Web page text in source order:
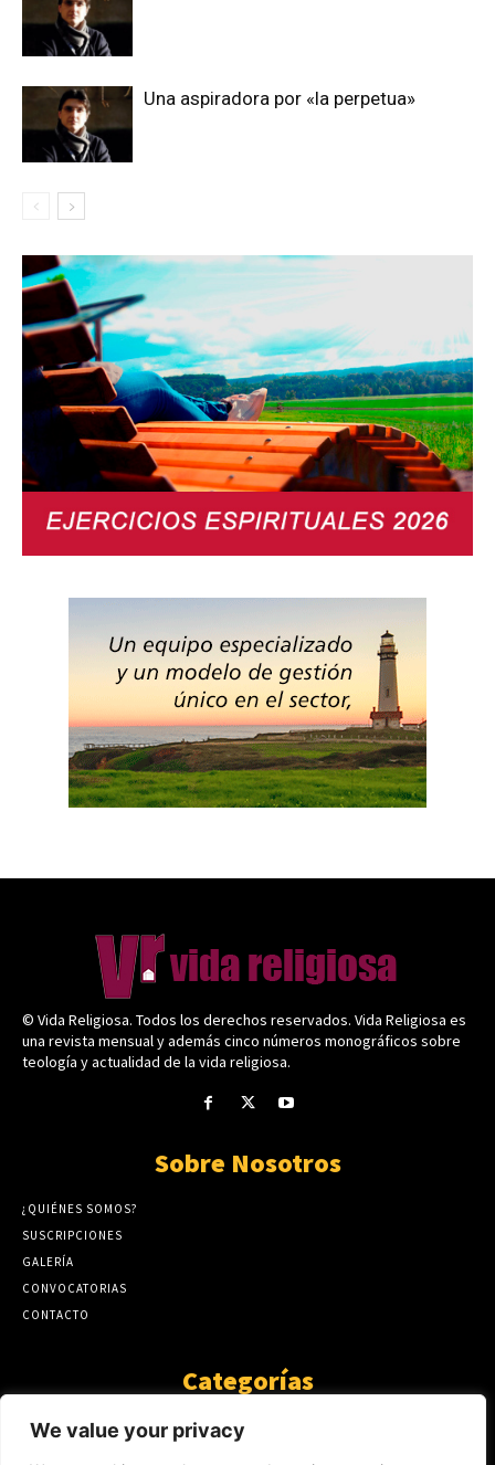
We value your privacy
Una aspiradora por «la perpetua»
© Vida Religiosa. Todos los derechos reservados. Vida Religiosa es
una revista mensual y además cinco números monográficos sobre
teología y actualidad de la vida religiosa.
Sobre Nosotros
¿QUIÉNES SOMOS?
SUSCRIPCIONES
GALERÍA
CONVOCATORIAS
CONTACTO
Categorías
ARTÍCULOS
GUANTE DE SEDA